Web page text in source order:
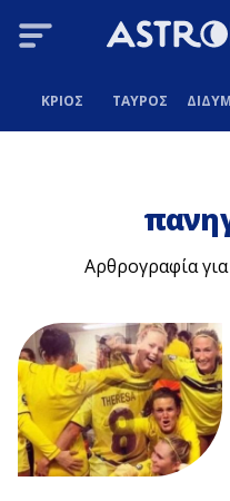
ΚΡΙΟΣ ΤΑΥΡΟΣ
Αρθρογραφία